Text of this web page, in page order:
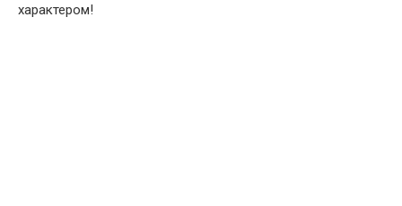
характером!